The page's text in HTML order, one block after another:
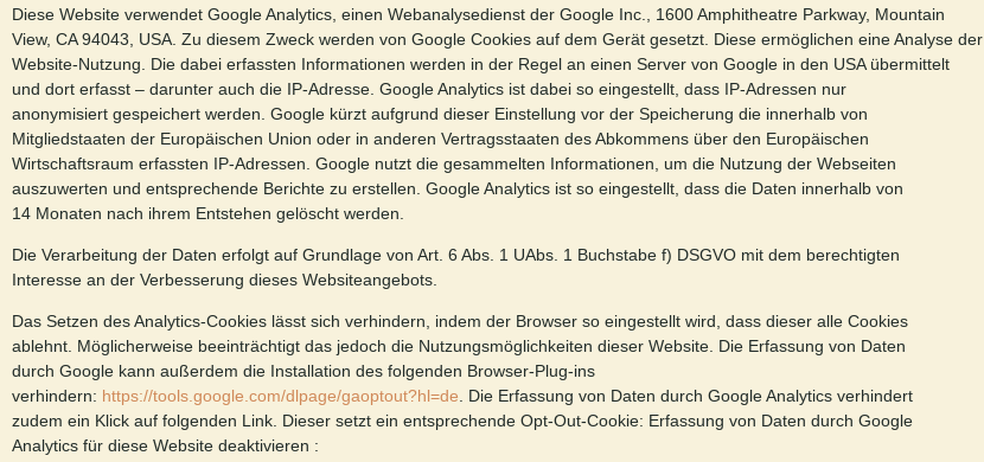
Diese Website verwendet Google Analytics, einen Webanalysedienst der Google Inc., 1600 Amphitheatre Parkway, Mountain
View, CA 94043, USA. Zu diesem Zweck werden von Google Cookies auf dem Gerät gesetzt. Diese ermöglichen eine Analyse der
Website-Nutzung. Die dabei erfassten Informationen werden in der Regel an einen Server von Google in den USA übermittelt
und dort erfasst – darunter auch die IP-Adresse. Google Analytics ist dabei so eingestellt, dass IP-Adressen nur
anonymisiert gespeichert werden. Google kürzt aufgrund dieser Einstellung vor der Speicherung die innerhalb von
Mitgliedstaaten der Europäischen Union oder in anderen Vertragsstaaten des Abkommens über den Europäischen
Wirtschaftsraum erfassten IP-Adressen. Google nutzt die gesammelten Informationen, um die Nutzung der Webseiten
auszuwerten und entsprechende Berichte zu erstellen. Google Analytics ist so eingestellt, dass die Daten innerhalb von
14 Monaten nach ihrem Entstehen gelöscht werden.
Die Verarbeitung der Daten erfolgt auf Grundlage von Art. 6 Abs. 1 UAbs. 1 Buchstabe f) DSGVO mit dem berechtigten
Interesse an der Verbesserung dieses Websiteangebots.
Das Setzen des Analytics-Cookies lässt sich verhindern, indem der Browser so eingestellt wird, dass dieser alle Cookies
ablehnt. Möglicherweise beeinträchtigt das jedoch die Nutzungsmöglichkeiten dieser Website. Die Erfassung von Daten
durch Google kann außerdem die Installation des folgenden Browser-Plug-ins
verhindern: https://tools.google.com/dlpage/gaoptout?hl=de . Die Erfassung von Daten durch Google Analytics verhindert
zudem ein Klick auf folgenden Link. Dieser setzt ein entsprechende Opt-Out-Cookie: Erfassung von Daten durch Google
Analytics für diese Website deaktivieren :